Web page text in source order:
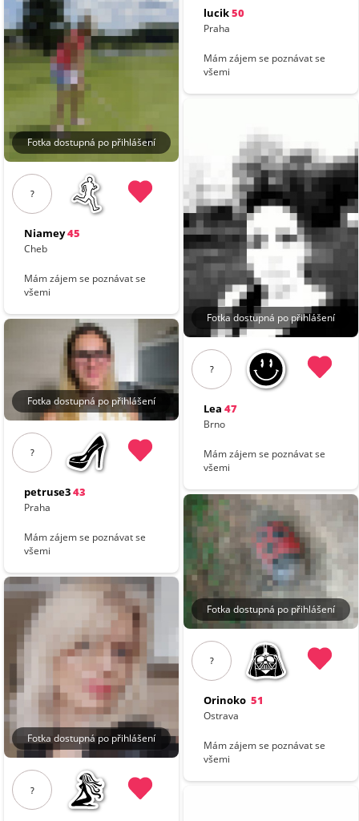
Fotka dostupná po přihlášení
?
Niamey45
Cheb
Mám zájem se poznávat se
všemi
Fotka dostupná po přihlášení
?
petruse343
Praha
Mám zájem se poznávat se
všemi
Fotka dostupná po přihlášení
?
lucik50
Praha
Mám zájem se poznávat se
všemi
Fotka dostupná po přihlášení
?
Lea 47
Brno
Mám zájem se poznávat se
všemi
Fotka dostupná po přihlášení
?
Orinoko 51
Ostrava
Mám zájem se poznávat se
všemi